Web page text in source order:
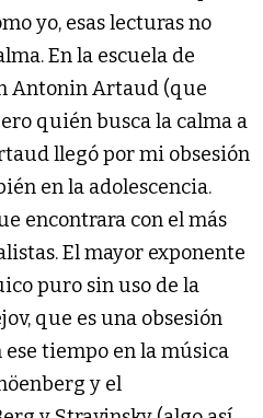
yo, esas lecturas no
En la escuela de
Antonin Artaud (que
quién busca la calma a
llegó por mi obsesión
en la adolescencia.
encontrara con el más
El mayor exponente
puro sin uso de la
que es una obsesión
ese tiempo en la música
y el